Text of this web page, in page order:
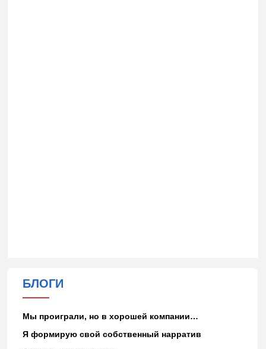
БЛОГИ
Мы проиграли, но в хорошей компании…
Я формирую свой собственный нарратив